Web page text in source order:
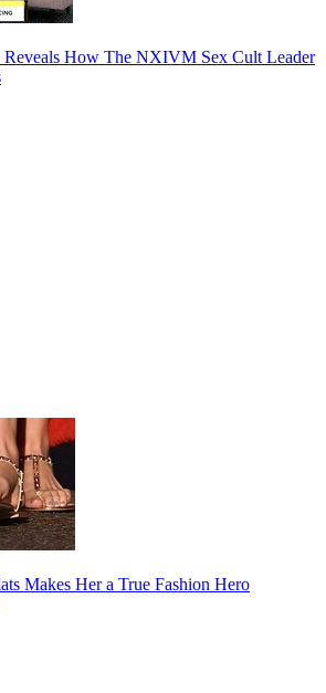
Reveals How The NXIVM Sex Cult Leader
Makes Her a True Fashion Hero